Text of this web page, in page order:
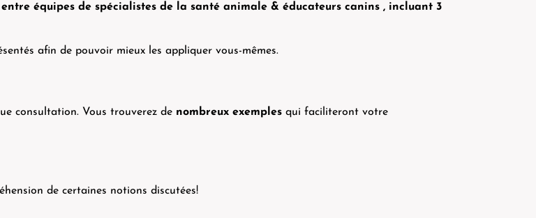
équipes de spécialistes de la santé animale & éducateurs canins , incluant 3
afin de pouvoir mieux les appliquer vous-mêmes.
consultation. Vous trouverez de nombreux exemples qui faciliteront votre
de certaines notions discutées!